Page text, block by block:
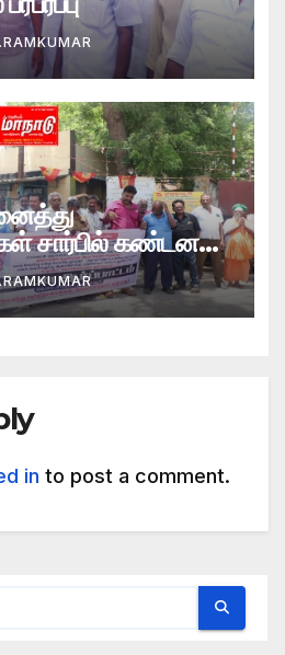
சார்பில் கண்டன
in to post a comment.